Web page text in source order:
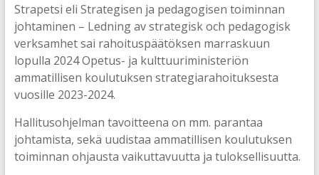
verksamhet
Strapetsi eli Strategisen ja pedagogisen toiminnan
johtaminen – Ledning av strategisk och pedagogisk
verksamhet sai rahoituspäätöksen marraskuun
lopulla 2024 Opetus- ja kulttuuriministeriön
ammatillisen koulutuksen strategiarahoituksesta
vuosille 2023-2024.
Hallitusohjelman tavoitteena on mm. parantaa
johtamista, sekä uudistaa ammatillisen koulutuksen
toiminnan ohjausta vaikuttavuutta ja tuloksellisuutta.